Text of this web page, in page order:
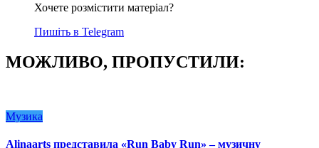
Хочете розмістити матеріал?
Пишіть в Telegram
МОЖЛИВО, ПРОПУСТИЛИ:
Музика
Alinaarts представила «Run Baby Run» – музичну